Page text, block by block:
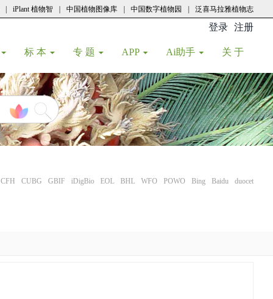
iPlant 植物智 中国植物图像库 中国数字植物园 泛喜马拉雅植物志
登录 注册
标 本 专 题 APP Ai助手 关 于
CFH CUBG GBIF iDigBio EOL BHL WFO POWO Bing Baidu duocet